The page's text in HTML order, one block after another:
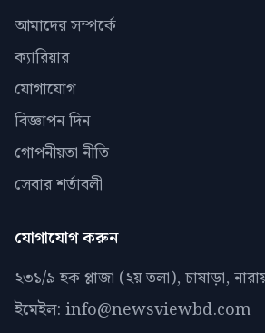
আমাদের সম্পর্কে
ক্যারিয়ার
যোগাযোগ
বিজ্ঞাপন দিন
গোপনীয়তা নীতি
সেবার শর্তাবলী
যোগাযোগ করুন
২৩১/৯ হক প্লাজা (২য় তলা), চাষাড়া,
ইমেইল: info@newsviewbd.com